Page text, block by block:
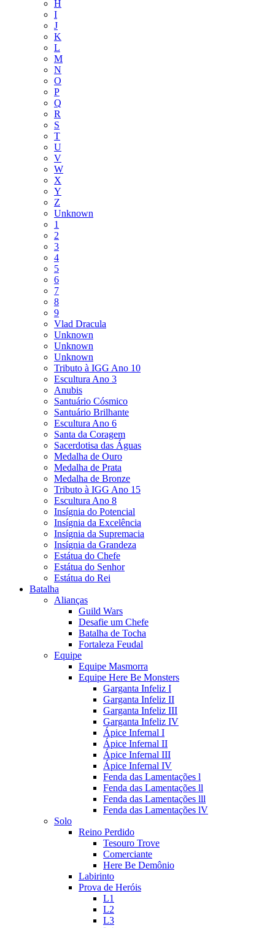
H
I
J
K
L
M
N
O
P
Q
R
S
T
U
V
W
X
Y
Z
Unknown
1
2
3
4
5
6
7
8
9
Vlad Dracula
Unknown
Unknown
Unknown
Tributo à IGG Ano 10
Escultura Ano 3
Anubis
Santuário Cósmico
Santuário Brilhante
Escultura Ano 6
Santa da Coragem
Sacerdotisa das Águas
Medalha de Ouro
Medalha de Prata
Medalha de Bronze
Tributo à IGG Ano 15
Escultura Ano 8
Insígnia do Potencial
Insígnia da Excelência
Insígnia da Supremacia
Insígnia da Grandeza
Estátua do Chefe
Estátua do Senhor
Estátua do Rei
Batalha
Alianças
Guild Wars
Desafie um Chefe
Batalha de Tocha
Fortaleza Feudal
Equipe
Equipe Masmorra
Equipe Here Be Monsters
Garganta Infeliz I
Garganta Infeliz II
Garganta Infeliz III
Garganta Infeliz IV
Ápice Infernal I
Ápice Infernal II
Ápice Infernal III
Ápice Infernal IV
Fenda das Lamentações l
Fenda das Lamentações ll
Fenda das Lamentações lll
Fenda das Lamentações lV
Solo
Reino Perdido
Tesouro Trove
Comerciante
Here Be Demônio
Labirinto
Prova de Heróis
L1
L2
L3